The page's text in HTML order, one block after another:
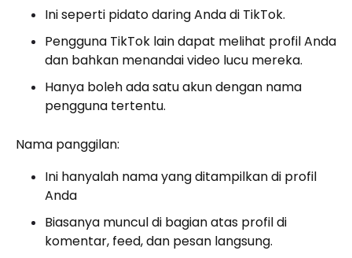
Ini seperti pidato daring Anda di TikTok.
Pengguna TikTok lain dapat melihat profil Anda
dan bahkan menandai video lucu mereka.
Hanya boleh ada satu akun dengan nama
pengguna tertentu.
Nama panggilan:
Ini hanyalah nama yang ditampilkan di profil
Anda
Biasanya muncul di bagian atas profil di
komentar, feed, dan pesan langsung.